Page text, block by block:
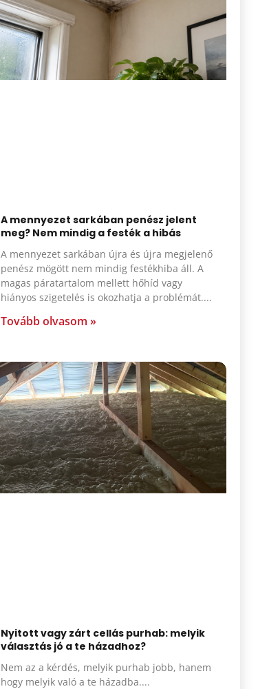
A mennyezet sarkában penész jelent
meg? Nem mindig a festék a hibás
A mennyezet sarkában újra és újra megjelenő
penész mögött nem mindig festékhiba áll. A
magas páratartalom mellett hőhíd vagy
hiányos szigetelés is okozhatja a problémát.
Tovább olvasom »
Nyitott vagy zárt cellás purhab: melyik
választás jó a te házadhoz?
Nem az a kérdés, melyik purhab jobb, hanem
hogy melyik való a te házadba.